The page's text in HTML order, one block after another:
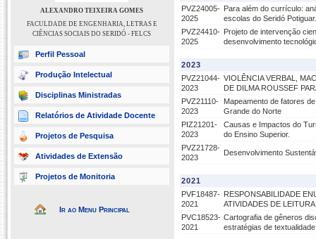
ALEXANDRO TEIXEIRA GOMES
FACULDADE DE ENGENHARIA, LETRAS E
CIÊNCIAS SOCIAIS DO SERIDÓ - FELCS
Perfil Pessoal
Produção Intelectual
Disciplinas Ministradas
Relatórios de Atividade Docente
Projetos de Pesquisa
Atividades de Extensão
Projetos de Monitoria
Ir ao Menu Principal
PVZ24005-
2025
Para além do currículo:
escolas do Seridó Potiguar.
PVZ24410-
2025
Projeto de intervenção
desenvolvimento
2023
PVZ21044-
2023
VIOLÊNCIA VERBAL,
DE DILMA ROUSSEF
PVZ21110-
2023
Mapeamento de fatores
Grande do Norte
PIZ21201-
2023
Causas e Impactos do
do Ensino Superior.
PVZ21728-
2023
Desenvolvimento
2021
PVF18487-
2021
RESPONSABILIDADE
ATIVIDADES DE
PVC18523-
2021
Cartografia de gêneros
estratégias de